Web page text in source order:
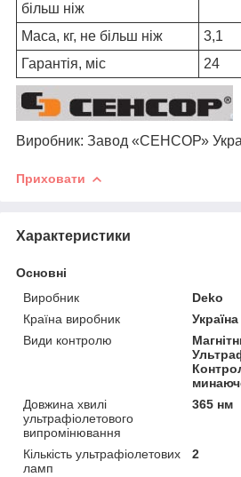
більш ніж
Маса, кг, не більш ніж
3,1
Гарантія, міс
24
Виробник: Завод «СЕНСОР»
Приховати
Характеристики
Основні
Виробник
Deko
Країна виробник
Україна
Види контролю
Довжина хвилі
ультрафіолетового
випромінювання
365 нм
Кількість ультрафіолетових
ламп
2